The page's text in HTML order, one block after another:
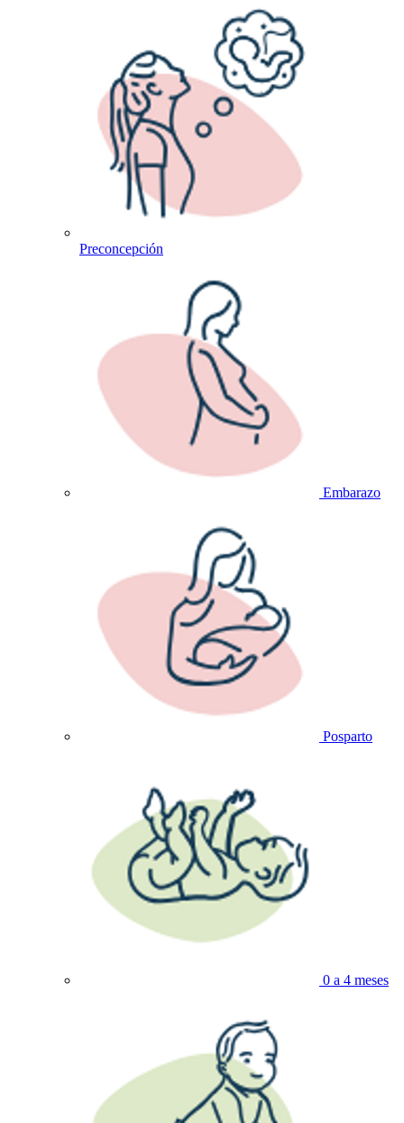
Preconcepción
Embarazo
Posparto
0 a 4 meses